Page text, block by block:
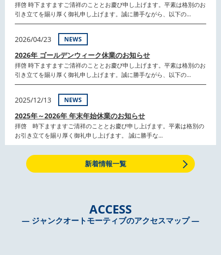
拝啓 時下ますますご清祥のこととお慶び申し上げます。平素は格別のお
引き立てを賜り厚く御礼申し上げます。誠に勝手ながら、以下の...
2026/04/23 NEWS
2026年 ゴールデンウィーク休業のお知らせ
拝啓 時下ますますご清祥のこととお慶び申し上げます。平素は格別のお
引き立てを賜り厚く御礼申し上げます。誠に勝手ながら、以下の...
2025/12/13 NEWS
2025年～2026年 年末年始休業のお知らせ
拝啓 時下ますますご清祥のこととお慶び申し上げます。平素は格別の
お引き立てを賜り厚く御礼申し上げます。 誠に勝手な...
新着情報一覧
ACCESS
― ジャンクオートモーティブのアクセスマップ ―